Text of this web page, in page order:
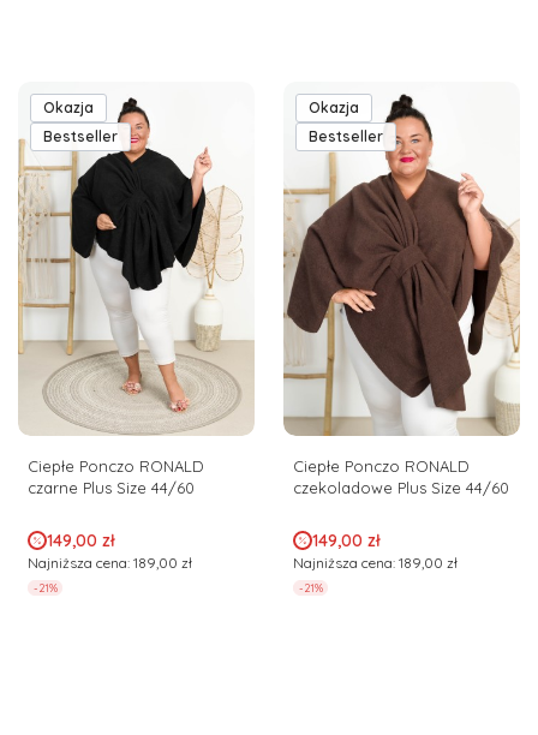
Okazja
Bestseller
Ciepłe Ponczo RONALD
czarne Plus Size 44/60
Cena promocyjna
149,00 zł
Najniższa cena: 189,00 zł
-21%
Okazja
Bestseller
Ciepłe Ponczo RONALD
czekoladowe Plus Size 44/60
Cena promocyjna
149,00 zł
Najniższa cena: 189,00 zł
-21%